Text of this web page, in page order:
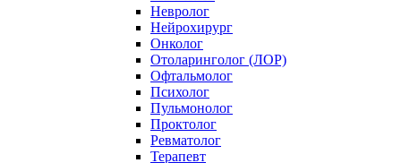
Невролог
Нейрохирург
Онколог
Отоларинголог (ЛОР)
Офтальмолог
Психолог
Пульмонолог
Проктолог
Ревматолог
Терапевт